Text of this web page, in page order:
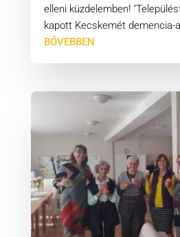
elleni küzdelemben!
kapott Kecskemét demencia-
BŐVEBBEN